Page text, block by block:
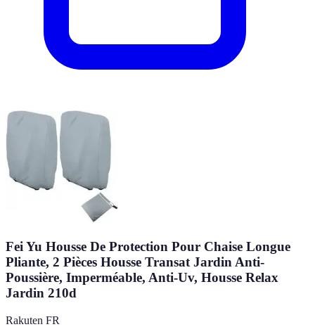
Fei Yu Housse De Protection Pour Chaise Longue
Pliante, 2 Pièces Housse Transat Jardin Anti-
Poussière, Imperméable, Anti-Uv, Housse Relax
Jardin 210d
Rakuten FR